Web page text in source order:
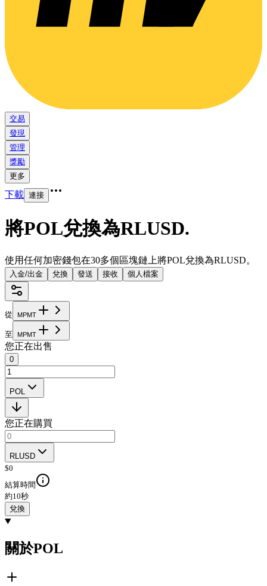
交易
發現
管理
獎勵
更多
下載 連接
將POL兌換為RLUSD.
使用任何加密錢包在30多個區塊鏈上將POL兌換為RLUSD。
入金/出金 兌換 發送 接收 個人檔案
從 MPMT
至 MPMT
您正在出售
0
POL
您正在購買
RLUSD
$0
結算時間
約10秒
兌換
關於POL